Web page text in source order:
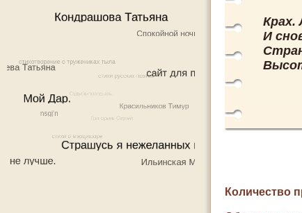
Крах.
И
Количество